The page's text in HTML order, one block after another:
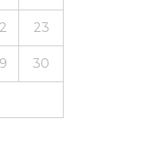
23
30